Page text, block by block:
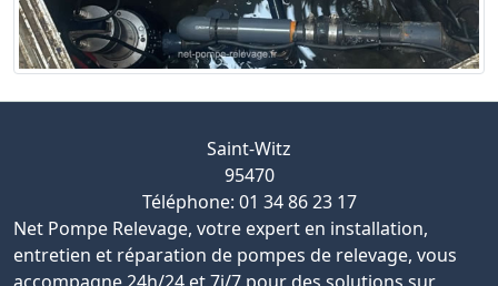
Saint-Witz
95470
Téléphone: 01 34 86 23 17
Net Pompe Relevage, votre expert en installation,
entretien et réparation de pompes de relevage, vous